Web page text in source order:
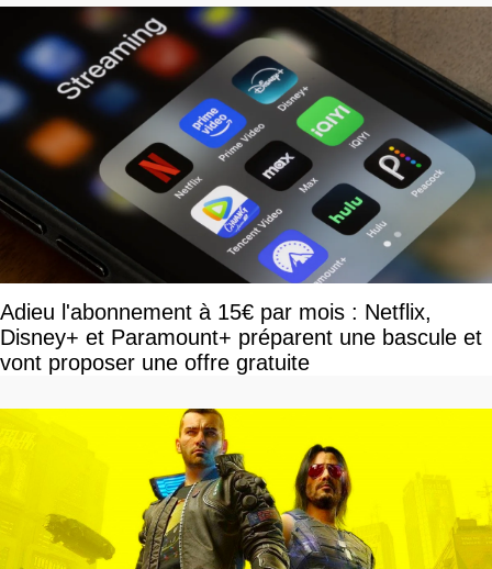
Adieu l'abonnement à 15€ par mois : Netflix,
Disney+ et Paramount+ préparent une bascule et
vont proposer une offre gratuite